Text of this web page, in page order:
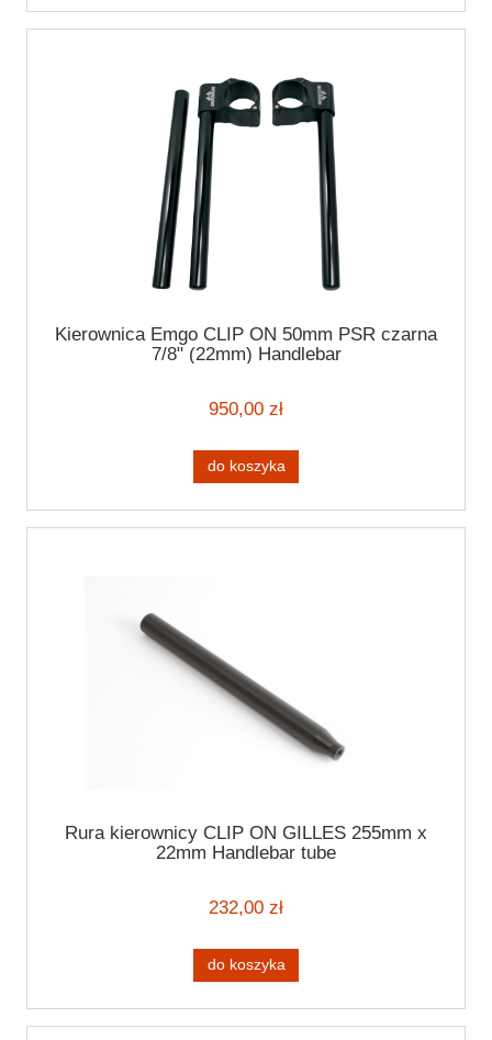
Kierownica Emgo CLIP ON 50mm PSR czarna
7/8" (22mm) Handlebar
950,00 zł
do koszyka
Rura kierownicy CLIP ON GILLES 255mm x
22mm Handlebar tube
232,00 zł
do koszyka